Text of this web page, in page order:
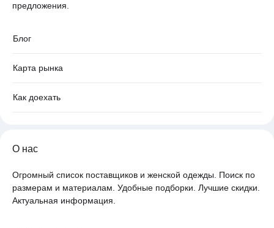
предложения.
Блог
Карта рынка
Как доехать
О нас
Огромный список поставщиков и женской одежды. Поиск по
размерам и материалам. Удобные подборки. Лучшие скидки.
Актуальная информация.